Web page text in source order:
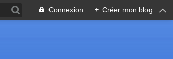
Connexion + Créer mon blog